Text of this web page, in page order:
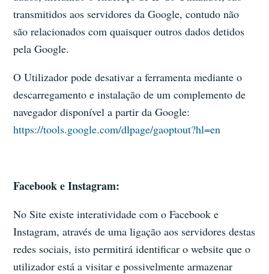
transmitidos aos servidores da Google, contudo não
são relacionados com quaisquer outros dados detidos
pela Google.
O Utilizador pode desativar a ferramenta mediante o
descarregamento e instalação de um complemento de
navegador disponível a partir da Google:
https://tools.google.com/dlpage/gaoptout?hl=en
Facebook e Instagram:
No Site existe interatividade com o Facebook e
Instagram, através de uma ligação aos servidores destas
redes sociais, isto permitirá identificar o website que o
utilizador está a visitar e possivelmente armazenar